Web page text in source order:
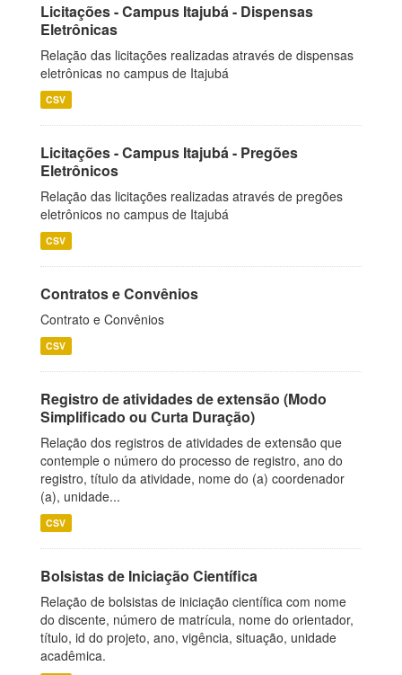
Licitações - Campus Itajubá - Dispensas
Eletrônicas
Relação das licitações realizadas através de dispensas
eletrônicas no campus de Itajubá
CSV
Licitações - Campus Itajubá - Pregões
Eletrônicos
Relação das licitações realizadas através de pregões
eletrônicos no campus de Itajubá
CSV
Contratos e Convênios
Contrato e Convênios
CSV
Registro de atividades de extensão (Modo
Simplificado ou Curta Duração)
Relação dos registros de atividades de extensão que
contemple o número do processo de registro, ano do
registro, título da atividade, nome do (a) coordenador
(a), unidade...
CSV
Bolsistas de Iniciação Científica
Relação de bolsistas de iniciação científica com nome
do discente, número de matrícula, nome do orientador,
título, id do projeto, ano, vigência, situação, unidade
acadêmica.